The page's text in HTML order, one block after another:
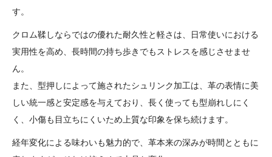
す。
クロム鞣しならではの優れた耐久性と軽さは、日常使いにおける
実用性を高め、長時間の持ち歩きでもストレスを感じさせませ
ん。
また、型押しによって施されたシュリンク加工は、革の表情に美
しい統一感と安定感を与えており、長く使っても型崩れしにく
く、小傷も目立ちにくいため上質な印象を保ち続けます。
経年変化による味わいも魅力的で、革本来の深みが時間とともに